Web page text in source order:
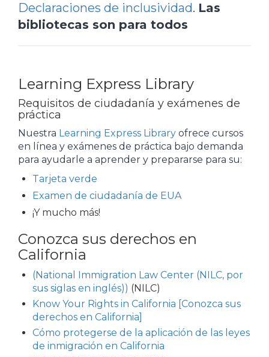
Declaraciones de inclusividad. Las
bibliotecas son para todos
Learning Express Library
Requisitos de ciudadanía y exámenes de
práctica
Nuestra Learning Express Library ofrece cursos
en línea y exámenes de práctica bajo demanda
para ayudarle a aprender y prepararse para su:
Tarjeta verde
Examen de ciudadanía de EUA
¡Y mucho más!
Conozca sus derechos en
California
(National Immigration Law Center (NILC, por
sus siglas en inglés)) (NILC)
Know Your Rights in California [Conozca sus
derechos en California]
Cómo protegerse de la aplicación de las leyes
de inmigración en California